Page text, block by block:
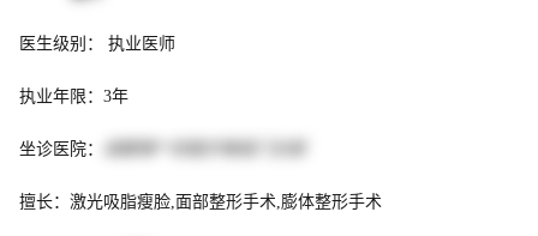
医生级别： 执业医师
执业年限：3年
坐诊医院：
擅长：激光吸脂瘦脸,面部整形手术,膨体整形手术